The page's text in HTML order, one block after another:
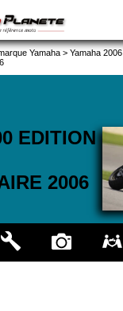
Yamaha > Yamaha 2006
EDITION
2006